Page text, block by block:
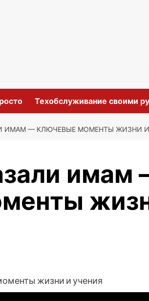
Техобслуживание своими
ИМАМ — КЛЮЧЕВЫЕ МОМЕНТЫ ЖИЗНИ
имам